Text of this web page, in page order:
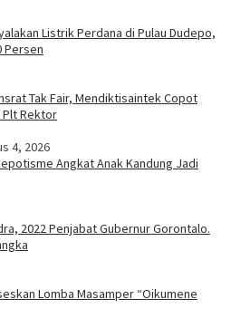
Listrik Perdana di Pulau Dudepo,
Persen
Tak Fair, Mendiktisaintek Copot
Rektor
4, 2026
Angkat Anak Kandung Jadi
2022 Penjabat Gubernur Gorontalo.
Lomba Masamper “Oikumene